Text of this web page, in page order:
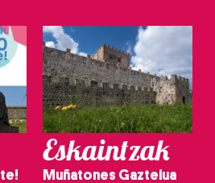
Eskaintzak
Muñatones Gaztelua